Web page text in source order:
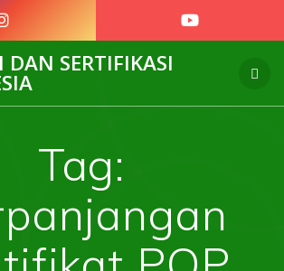
to
SERTIFIKASI
Tag: